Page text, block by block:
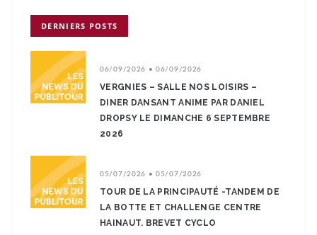
DERNIERS POSTS
06/09/2026 • 06/09/2026
VERGNIES – SALLE NOS LOISIRS –
DINER DANSANT ANIME PAR DANIEL
DROPSY LE DIMANCHE 6 SEPTEMBRE
2026
05/07/2026 • 05/07/2026
TOUR DE LA PRINCIPAUTÉ -TANDEM DE
LA BOTTE ET CHALLENGE CENTRE
HAINAUT. BREVET CYCLO